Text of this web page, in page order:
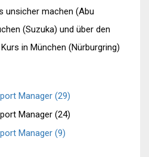
unsicher machen (Abu
(Suzuka) und über den
in München (Nürburgring)